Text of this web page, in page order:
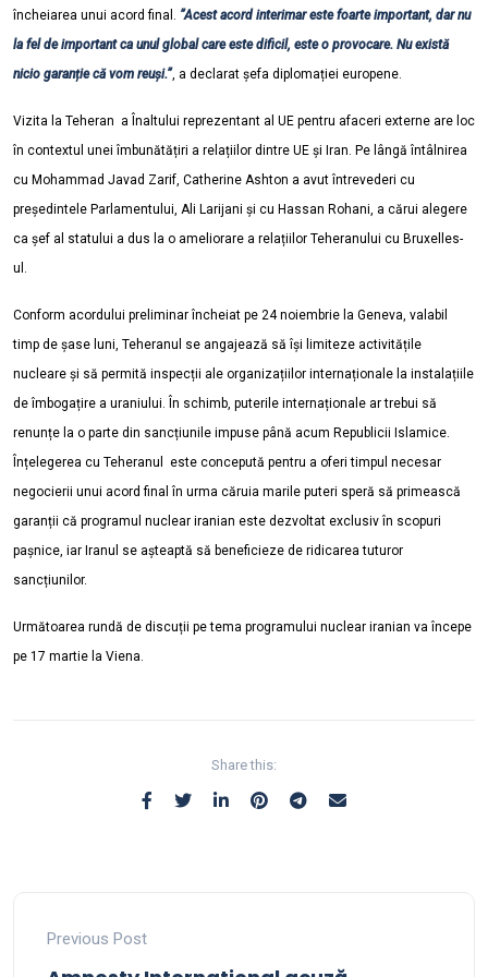
încheiarea unui acord final. ”Acest acord interimar este foarte important, dar nu
la fel de important ca unul global care este dificil, este o provocare. Nu există
nicio garanție că vom reuși.”, a declarat șefa diplomației europene.
Vizita la Teheran a Înaltului reprezentant al UE pentru afaceri externe are loc
în contextul unei îmbunătățiri a relațiilor dintre UE și Iran. Pe lângă întâlnirea
cu Mohammad Javad Zarif, Catherine Ashton a avut întrevederi cu
președintele Parlamentului, Ali Larijani și cu Hassan Rohani, a cărui alegere
ca șef al statului a dus la o ameliorare a relațiilor Teheranului cu Bruxelles-
ul.
Conform acordului preliminar încheiat pe 24 noiembrie la Geneva, valabil
timp de șase luni, Teheranul se angajează să își limiteze activitățile
nucleare și să permită inspecții ale organizațiilor internaționale la instalațiile
de îmbogațire a uraniului. În schimb, puterile internaționale ar trebui să
renunțe la o parte din sancțiunile impuse până acum Republicii Islamice.
Înțelegerea cu Teheranul este concepută pentru a oferi timpul necesar
negocierii unui acord final în urma căruia marile puteri speră să primească
garanții că programul nuclear iranian este dezvoltat exclusiv în scopuri
pașnice, iar Iranul se așteaptă să beneficieze de ridicarea tuturor
sancțiunilor.
Următoarea rundă de discuții pe tema programului nuclear iranian va începe
pe 17 martie la Viena.
Share this:
Previous Post